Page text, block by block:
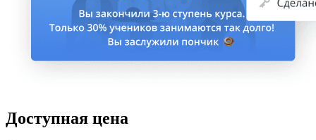
Доступная цена